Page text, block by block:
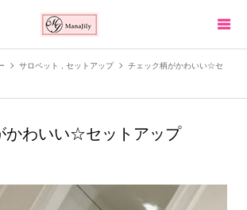
サロペット セットアップ
チェック柄がかわいい☆セ
かわいい☆セットアップ